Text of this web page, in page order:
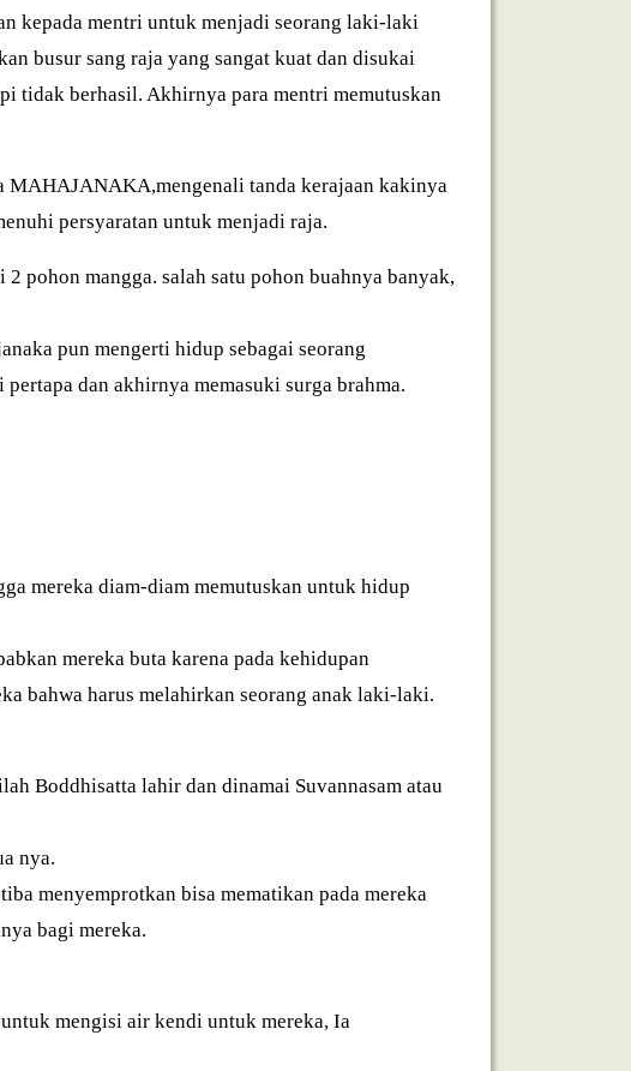
kepada mentri untuk menjadi seorang laki-laki
busur sang raja yang sangat kuat dan disukai
tidak berhasil. Akhirnya para mentri memutuskan
MAHAJANAKA,mengenali tanda kerajaan kakinya
persyaratan untuk menjadi raja.
pohon mangga. salah satu pohon buahnya banyak,
pun mengerti hidup sebagai seorang
dan akhirnya memasuki surga brahma.
mereka diam-diam memutuskan untuk hidup
mereka buta karena pada kehidupan
bahwa harus melahirkan seorang anak laki-laki.
Boddhisatta lahir dan dinamai Suvannasam atau
nya.
menyemprotkan bisa mematikan pada mereka
bagi mereka.
mengisi air kendi untuk mereka, Ia